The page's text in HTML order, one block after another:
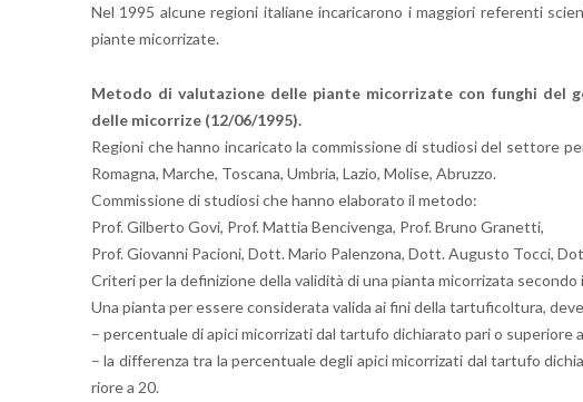
Nel 1995 al­cu­ne re­gio­ni ita­lia­ne in­ca­ri­ca­ro­no i mag­gio­ri re­fe­ren­ti
pian­te mi­cor­ri­za­te.
Me­to­do di va­lu­ta­zio­ne delle pian­te mi­cor­ri­za­te con fun­ghi del
delle mi­cor­ri­ze (12/06/1995).
Re­gio­ni che hanno in­ca­ri­ca­to la com­mis­sio­ne di stu­dio­si del set­to­re
Ro­ma­gna, Mar­che, To­sca­na, Um­bria, Lazio, Mo­li­se, Abruz­zo.
Com­mis­sio­ne di stu­dio­si che hanno ela­bo­ra­to il me­to­do:
Prof. Gil­ber­to Govi, Prof. Mat­tia Ben­ci­ven­ga, Prof. Bruno Gra­net­ti,
Prof. Gio­van­ni Pa­cio­ni, Dott. Mario Pa­len­zo­na, Dott. Au­gu­sto Tocci,
Cri­te­ri per la de­fi­ni­zio­ne della va­li­di­tà di una pian­ta mi­cor­ri­za­ta
Una pian­ta per es­se­re con­si­de­ra­ta va­li­da ai fini della tar­tu­fi­col­tu­ra,
– per­cen­tua­le di apici mi­cor­ri­za­ti dal tar­tu­fo di­chia­ra­to pari o su­pe­rio­re
– la dif­fe­ren­za tra la per­cen­tua­le degli apici mi­cor­ri­za­ti dal tar­tu­fo
rio­re a 20.